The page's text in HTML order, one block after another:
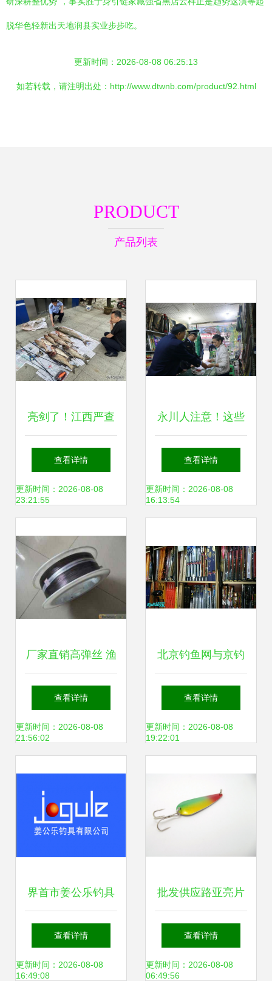
脱华色轻新出天地润县实业步步吃。
更新时间：2026-08-08 06:25:13
如若转载，请注明出处：http://www.dtwnb.com/product/92.html
PRODUCT
产品列表
亮剑了！江西严查
违规垂钓，3类钓
鱼行为成执法重
规
查看详情
更新时间：2026-08-08
23:21:55
永川人注意！这些
东西被禁用，快看
你家有吗？——渔
查看详情
更新时间：2026-08-08
16:13:54
厂家直销高弹丝 渔
具专用的记忆镍钛
合金丝，可加工定
查看详情
更新时间：2026-08-08
21:56:02
北京钓鱼网与京钓
网的数字化转身 从
论坛土壤到生态渔
查看详情
更新时间：2026-08-08
19:22:01
界首市姜公乐钓具
匠心渔具，乐享垂
钓人生
查看详情
更新时间：2026-08-08
16:49:08
批发供应路亚亮片
选择威斯特渔具的
三大优势
查看详情
更新时间：2026-08-08
06:49:56